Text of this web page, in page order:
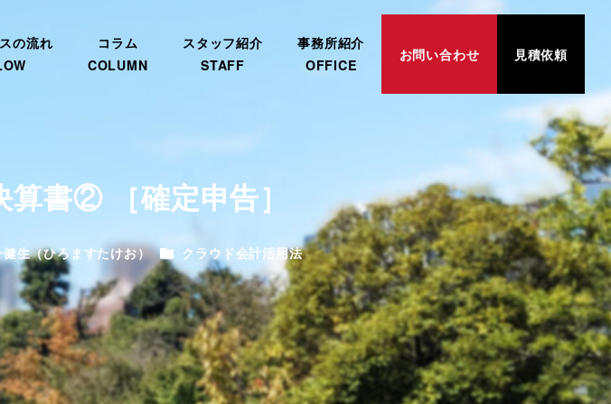
の流れ
コラム
COLUMN
スタッフ紹介
STAFF
事務所紹介
OFFICE
お問い合わせ 見積依頼
書② ［確定申告］
健生（ひろますたけお） カテゴリー
クラウド会計活用法